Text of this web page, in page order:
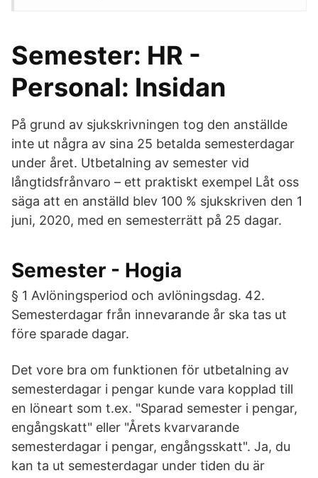
Semester: HR -
Personal: Insidan
På grund av sjukskrivningen tog den anställde
inte ut några av sina 25 betalda semesterdagar
under året. Utbetalning av semester vid
långtidsfrånvaro – ett praktiskt exempel Låt oss
säga att en anställd blev 100 % sjukskriven den 1
juni, 2020, med en semesterrätt på 25 dagar.
Semester - Hogia
§ 1 Avlöningsperiod och avlöningsdag. 42.
Semesterdagar från innevarande år ska tas ut
före sparade dagar.
Det vore bra om funktionen för utbetalning av
semesterdagar i pengar kunde vara kopplad till
en löneart som t.ex. "Sparad semester i pengar,
engångskatt" eller "Årets kvarvarande
semesterdagar i pengar, engångsskatt". Ja, du
kan ta ut semesterdagar under tiden du är